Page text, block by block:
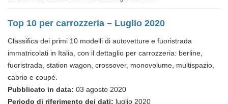
Top 10 per carrozzeria – Luglio 2020
Classifica dei primi 10 modelli di autovetture e fuoristrada
immatricolati in Italia, con il dettaglio per carrozzeria: berline,
fuoristrada, station wagon, crossover, monovolume, multispazio,
cabrio e coupé.
Pubblicato in data: 03 agosto 2020
Periodo di riferimento dei dati: luglio 2020